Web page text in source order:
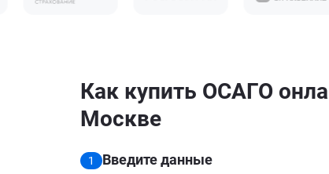
Как купить ОСАГО
Москве
1 Введите данные